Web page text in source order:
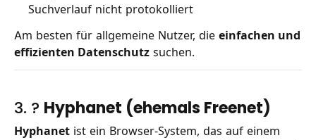
Suchverlauf nicht protokolliert
Am besten für allgemeine Nutzer, die einfachen und
effizienten Datenschutz suchen.
3. ? Hyphanet (ehemals Freenet)
Hyphanet ist ein Browser-System, das auf einem